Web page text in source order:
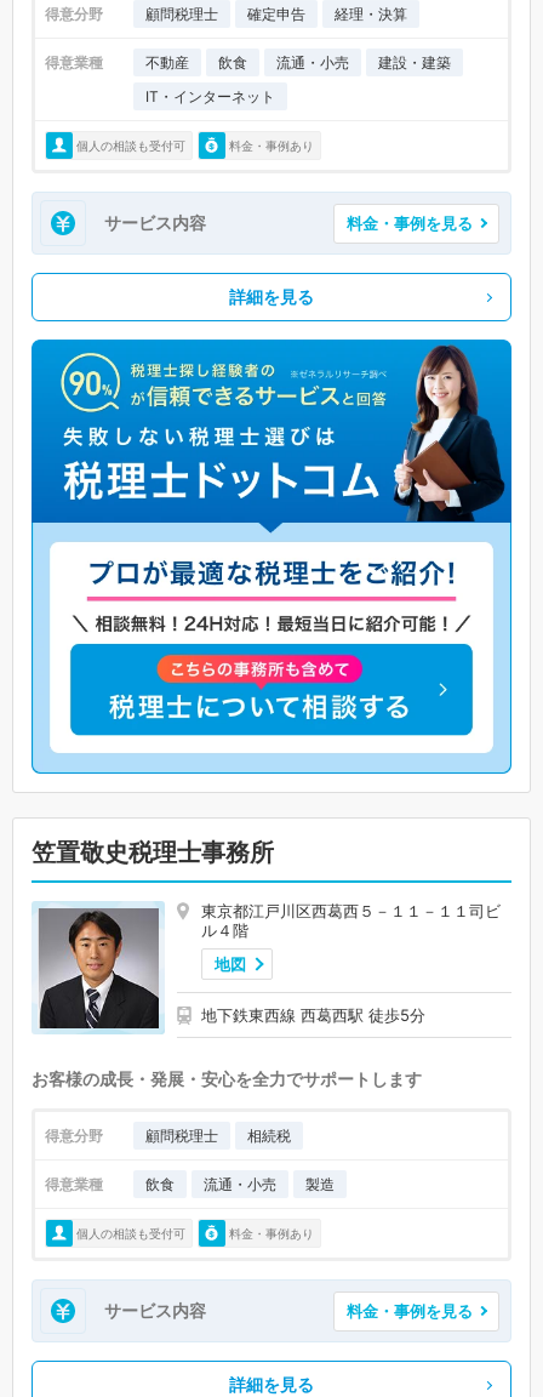
得意分野 顧問税理士 確定申告 経理・決算
得意業種 不動産 飲食 流通・小売
建設・建築
IT・インターネット
個人の相談も受付可 料金・事例あり
サービス内容 料金・事例を見る
詳細を見る
笠置敬史税理士事務所
東京都江戸川区西葛西５－１１－１１司ビ
ル４階
地図
地下鉄東西線 西葛西駅 徒歩5分
お客様の成長・発展・安心を全力でサポートします
得意分野 顧問税理士 相続税
得意業種 飲食 流通・小売 製造
個人の相談も受付可 料金・事例あり
サービス内容 料金・事例を見る
詳細を見る